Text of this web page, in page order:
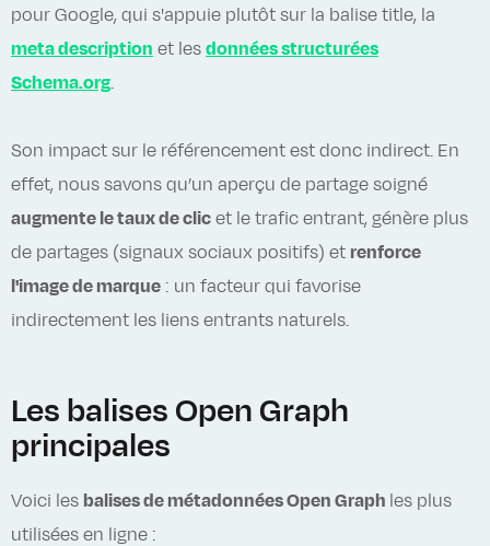
pour Google, qui s'appuie plutôt sur la balise title, la
meta description et les données structurées
Schema.org.
Son impact sur le référencement est donc indirect. En
effet, nous savons qu’un aperçu de partage soigné
augmente le taux de clic et le trafic entrant, génère plus
de partages (signaux sociaux positifs) et renforce
l'image de marque : un facteur qui favorise
indirectement les liens entrants naturels.
Les balises Open Graph
principales
Voici les balises de métadonnées Open Graph les plus
utilisées en ligne :